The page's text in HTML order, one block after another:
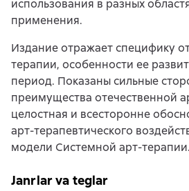
использования в разных
применения.
Издание отражает специфику
терапии, особенности ее
период. Показаны сильные
преимущества отечественной
целостная и всесторонне
арт-терапевтического
модели Системной арт-терапии.
Janrlar va teglar